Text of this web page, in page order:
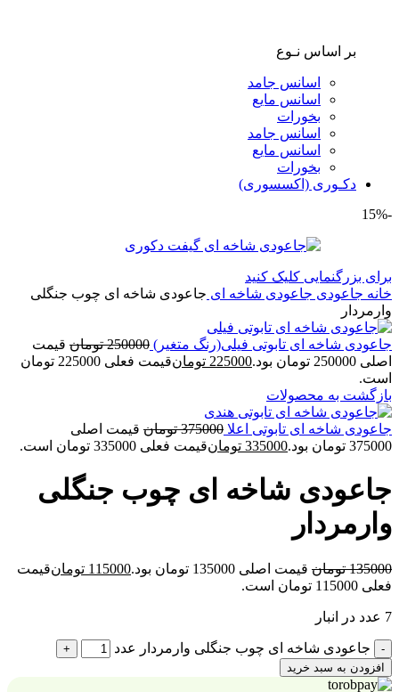
بر اساس نـوع
اسانس جامد
اسانس مایع
بخورات
اسانس جامد
اسانس مایع
بخورات
دکـوری (اکسسوری)
-15%
برای بزرگنمایی کلیک کنید
خانه جاعودی جاعودی شاخه ای جاعودی شاخه ای چوب جنگلی
وارمردار
جاعودی شاخه ای تابوتی فیلی(رنگ متغیر) 250000 تومان قیمت
اصلی 250000 تومان بود.
225000 تومان
قیمت فعلی 225000 تومان
است.
بازگشت به محصولات
جاعودی شاخه ای تابوتی اعلا 375000 تومان قیمت اصلی
375000 تومان بود.
335000 تومانقیمت فعلی 335000 تومان است.
جاعودی شاخه ای چوب جنگلی
وارمردار
135000 تومان قیمت اصلی 135000 تومان بود. 115000 تومانقیمت
فعلی 115000 تومان است.
7 عدد در انبار
جاعودی شاخه ای چوب جنگلی وارمردار عدد
افزودن به سبد خرید